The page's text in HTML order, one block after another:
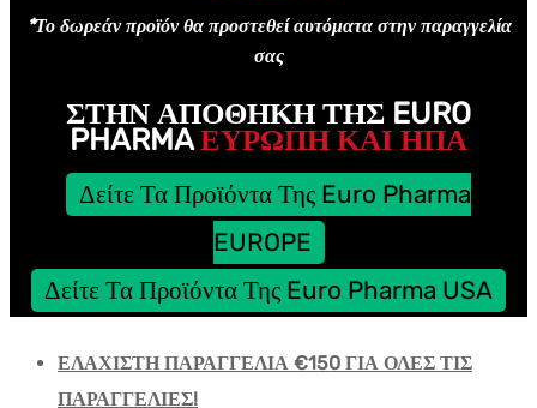
*Το δωρεάν προϊόν θα προστεθεί αυτόματα στην παραγγελία
σας
ΣΤΗΝ ΑΠΟΘΉΚΗ ΤΗΣ EURO
PHARMAΕΥΡΩΠΗ ΚΑΙ ΗΠΑ
Δείτε Τα Προϊόντα Της Euro Pharma
EUROPE
Δείτε Τα Προϊόντα Της Euro Pharma USA
ΕΛΑΧΙΣΤΗ ΠΑΡΑΓΓΕΛΙΑ €150 ΓΙΑ ΟΛΕΣ ΤΙΣ
ΠΑΡΑΓΓΕΛΙΕΣ!